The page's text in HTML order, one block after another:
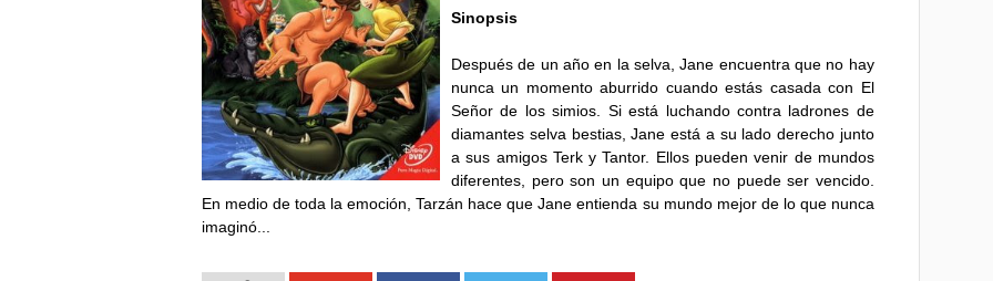
Sinopsis
Después de un año en la selva, Jane encuentra que no hay
nunca un momento aburrido cuando estás casada con El
Señor de los simios. Si está luchando contra ladrones de
diamantes selva bestias, Jane está a su lado derecho junto
a sus amigos Terk y Tantor. Ellos pueden venir de mundos
diferentes, pero son un equipo que no puede ser vencido.
En medio de toda la emoción, Tarzán hace que Jane entienda su mundo mejor de lo que nunca
imaginó...